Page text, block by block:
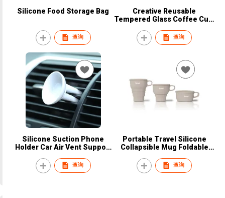
Silicone Food Storage Bag
查询
Creative Reusable
Tempered Glass Coffee Cup,
Lightweight, BPA Free
查询
Silicone Suction Phone
Holder Car Air Vent Support
查询
Portable Travel Silicone
Collapsible Mug Foldable
查询